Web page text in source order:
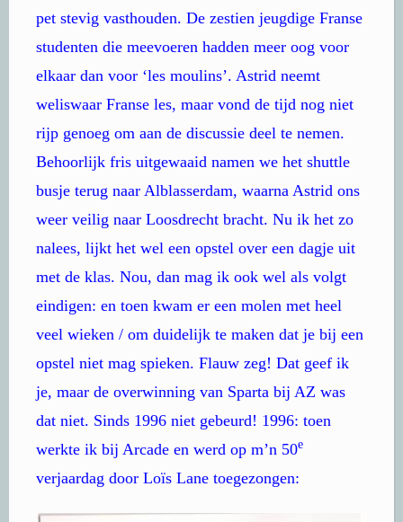
pet stevig vasthouden. De zestien jeugdige Franse
studenten die meevoeren hadden meer oog voor
elkaar dan voor ‘les moulins’. Astrid neemt
weliswaar Franse les, maar vond de tijd nog niet
rijp genoeg om aan de discussie deel te nemen.
Behoorlijk fris uitgewaaid namen we het shuttle
busje terug naar Alblasserdam, waarna Astrid ons
weer veilig naar Loosdrecht bracht. Nu ik het zo
nalees, lijkt het wel een opstel over een dagje uit
met de klas. Nou, dan mag ik ook wel als volgt
eindigen: en toen kwam er een molen met heel
veel wieken / om duidelijk te maken dat je bij een
opstel niet mag spieken. Flauw zeg! Dat geef ik
je, maar de overwinning van Sparta bij AZ was
dat niet. Sinds 1996 niet gebeurd! 1996: toen
werkte ik bij Arcade en werd op m’n 50e
verjaardag door Loïs Lane toegezongen: